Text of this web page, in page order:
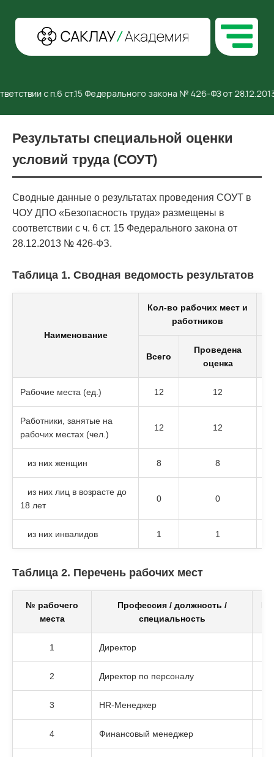
с п.6 ст.15 Федерального закона № 426-ФЗ от
Результаты специальной оценки
условий труда (СОУТ)
Сводные данные о результатах проведения СОУТ в
ЧОУ ДПО «Безопасность труда» размещены в
соответствии с ч. 6 ст. 15 Федерального закона от
28.12.2013 № 426-ФЗ.
Таблица 1. Сводная ведомость результатов
Наименование
Кол-во рабочих мест и
работников
Всего
Проведена
оценка
Рабочие места (ед.) 12 12
Работники, занятые на
рабочих местах (чел.)
12 12
из них женщин 8 8
из них лиц в возрасте до
18 лет
0 0
из них инвалидов 1 1
Таблица 2. Перечень рабочих мест
№ рабочего
места
Профессия / должность /
специальность
1 Директор
2 Директор по персоналу
3 HR-Менеджер
4 Финансовый менеджер